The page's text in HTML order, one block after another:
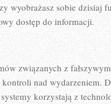
wyobrażasz sobie dzisiaj
dostęp do informacji.
związanych z
nad wydarzeniem.
korzystają z